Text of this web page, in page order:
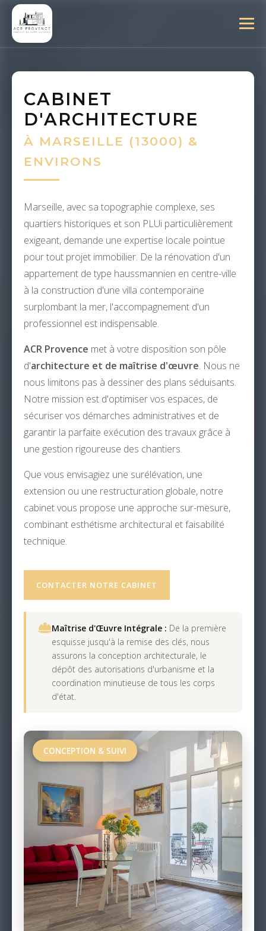
CABINET
D'ARCHITECTURE
À MARSEILLE (13000) &
ENVIRONS
Marseille, avec sa topographie complexe, ses
quartiers historiques et son PLUi particulièrement
exigeant, demande une expertise locale pointue
pour tout projet immobilier. De la rénovation d'un
appartement de type haussmannien en centre-ville
à la construction d'une villa contemporaine
surplombant la mer, l'accompagnement d'un
professionnel est indispensable.
ACR Provence met à votre disposition son pôle
d'architecture et de maîtrise d'œuvre. Nous ne
nous limitons pas à dessiner des plans séduisants.
Notre mission est d'optimiser vos espaces, de
sécuriser vos démarches administratives et de
garantir la parfaite exécution des travaux grâce à
une gestion rigoureuse des chantiers.
Que vous envisagiez une surélévation, une
extension ou une restructuration globale, notre
cabinet vous propose une approche sur-mesure,
combinant esthétisme architectural et faisabilité
technique.
CONTACTER NOTRE CABINET
Maîtrise d'Œuvre Intégrale : De la première
esquisse jusqu'à la remise des clés, nous
assurons la conception architecturale, le
dépôt des autorisations d'urbanisme et la
coordination minutieuse de tous les corps
d'état.
CONCEPTION & SUIVI